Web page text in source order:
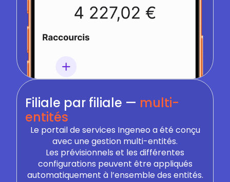
Filiale par filiale — multi-
entités
Le portail de services Ingeneo a été conçu
avec une gestion multi-entités.
Les prévisionnels et les différentes
configurations peuvent être appliqués
automatiquement à l’ensemble des entités.